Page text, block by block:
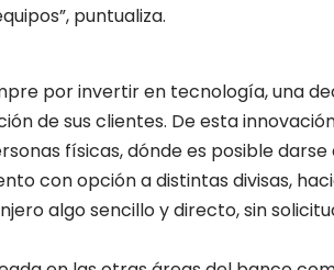
puntualiza.
por invertir en tecnología, una
de sus clientes. De esta
físicas, dónde es posible
con opción a distintas divisas,
algo sencillo y directo, sin